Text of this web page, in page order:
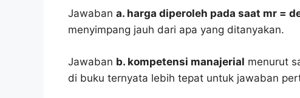
Jawaban a. harga diperoleh pada saat mr =
menyimpang jauh dari apa yang ditanyakan.
Jawaban b. kompetensi manajerial menurut
di buku ternyata lebih tepat untuk jawaban